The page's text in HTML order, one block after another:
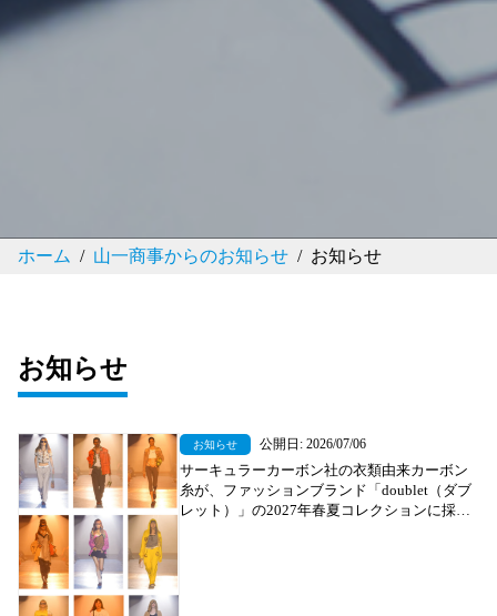
ホーム 山一商事からのお知らせ お知らせ
お知らせ
お知らせ 公開日: 2026/07/06
サーキュラーカーボン社の衣類由来カーボン
糸が、ファッションブランド「doublet（ダブ
レット）」の2027年春夏コレクションに採用